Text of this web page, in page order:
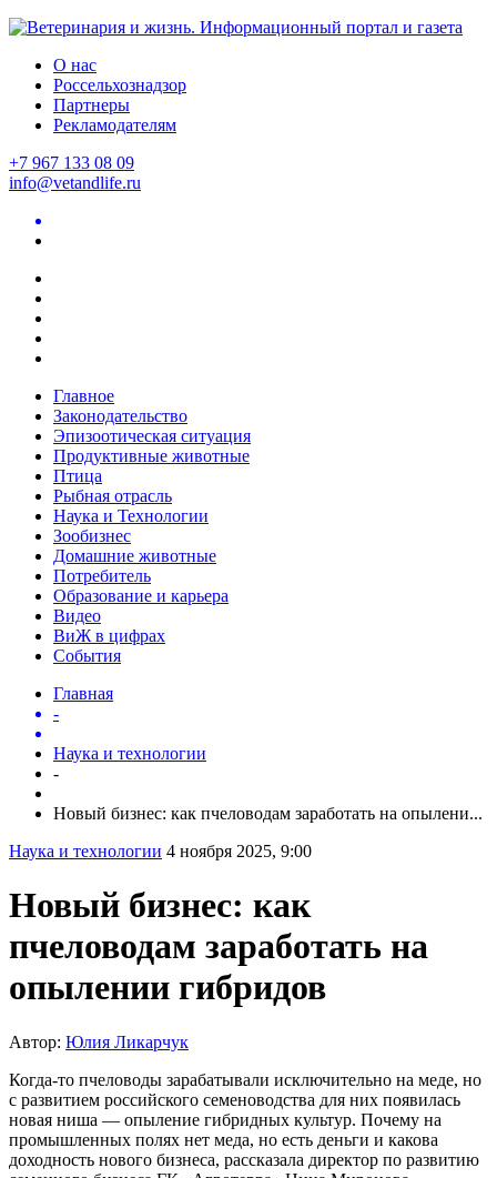
О нас
Россельхознадзор
Партнеры
Рекламодателям
+7 967 133 08 09
info@vetandlife.ru
Главное
Законодательство
Эпизоотическая ситуация
Продуктивные животные
Птица
Рыбная отрасль
Наука и Технологии
Зообизнес
Домашние животные
Потребитель
Образование и карьера
Видео
ВиЖ в цифрах
События
Главная
-
Наука и технологии
-
Новый бизнес: как пчеловодам заработать на опылени...
Наука и технологии 4 ноября 2025, 9:00
Новый бизнес: как
пчеловодам заработать на
опылении гибридов
Автор: Юлия Ликарчук
Когда-то пчеловоды зарабатывали исключительно на меде, но
с развитием российского семеноводства для них появилась
новая ниша — опыление гибридных культур. Почему на
промышленных полях нет меда, но есть деньги и какова
доходность нового бизнеса, рассказала директор по развитию